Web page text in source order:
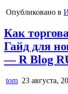
Опубликовано в
Как
Гайд для
— R Blog
tom 23 августа,